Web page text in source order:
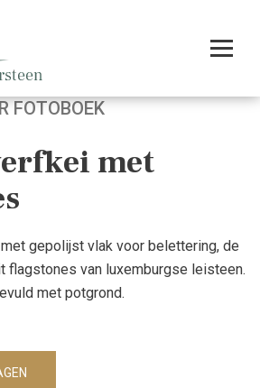
FOTOBOEK
met
gepolijst vlak voor belettering, de
flagstones van luxemburgse leisteen.
met potgrond.